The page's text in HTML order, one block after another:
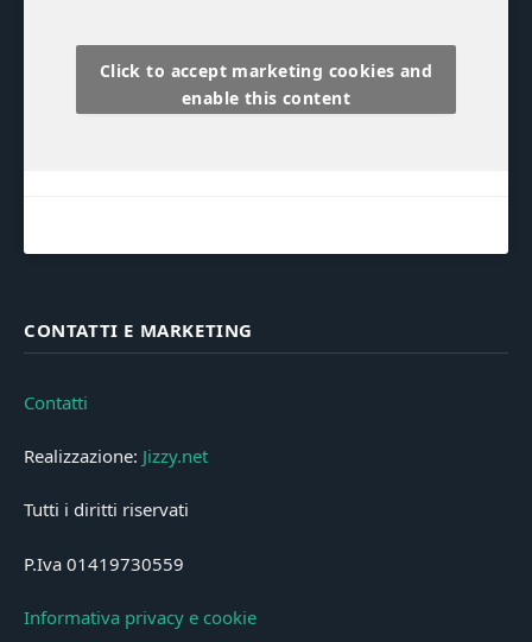
Click to accept marketing cookies and
enable this content
CONTATTI E MARKETING
Contatti
Realizzazione: Jizzy.net
Tutti i diritti riservati
P.Iva 01419730559
Informativa privacy e cookie